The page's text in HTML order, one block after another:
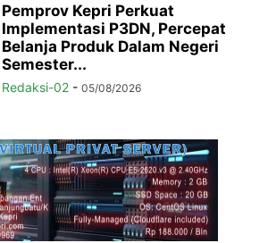
Pemprov Kepri Perkuat
Implementasi P3DN, Percepat
Belanja Produk Dalam Negeri
Semester...
Redaksi-02 - 05/08/2026